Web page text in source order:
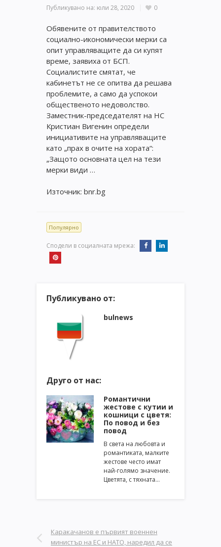
Публикувано на: юли 28, 2020 0
Обявените от правителството
социално-икономически мерки са
опит управляващите да си купят
време, заявиха от БСП.
Социалистите смятат, че
кабинетът не се опитва да решава
проблемите, а само да успокои
общественото недоволство.
Заместник-председателят на НС
Кристиан Вигенин определи
инициативите на управляващите
като „прах в очите на хората“:
„Защото основната цел на тези
мерки види …
Източник: bnr.bg
Популярно
Сподели в социалната мрежа:
Публикувано от:
bulnews
Друго от нас:
Романтични
жестове с кутии и
кошници с цветя:
По повод и без
повод
В света на любовта и
романтиката, малките
жестове често имат
най-голямо значение.
Цветята, с тяхната…
Каракачанов е първият военнен
министър на ЕС и НАТО, наредил да се